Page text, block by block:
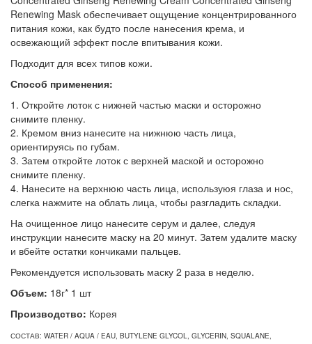
Renewing Mask обеспечивает ощущение концентрированного
питания кожи, как будто после нанесения крема, и
освежающий эффект после впитывания кожи.
Подходит для всех типов кожи.
Способ применения:
1. Откройте лоток с нижней частью маски и осторожно
снимите пленку.
2. Кремом вниз нанесите на нижнюю часть лица,
ориентируясь по губам.
3. Затем откройте лоток с верхней маской и осторожно
снимите пленку.
4. Нанесите на верхнюю часть лица, используюя глаза и нос,
слегка нажмите на облать лица, чтобы разгладить складки.
На очищенное лицо нанесите серум и далее, следуя
инструкции нанесите маску на 20 минут. Затем удалите маску
и вбейте остатки кончиками пальцев.
Рекомендуется использовать маску 2 раза в неделю.
Объем: 18г* 1 шт
Производство: Корея
СОСТАВ: WATER / AQUA / EAU, BUTYLENE GLYCOL, GLYCERIN, SQUALANE,